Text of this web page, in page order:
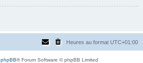
Heures au format UTC+01:00
phpBB® Forum Software © phpBB Limited